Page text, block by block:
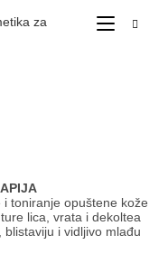
toniranje opuštene kože
lica, vrata i dekoltea
i vidljivo mlađu